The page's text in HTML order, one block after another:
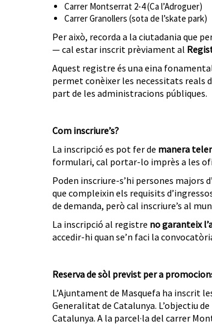
Carrer Montserrat 2-4 (Ca l’Adroguer)
Carrer Granollers (sota de l’skate park)
Per això, recorda a la ciutadania que
— cal estar inscrit prèviament al
Aquest registre és una eina
permet conèixer les necessitats reals
part de les administracions públiques.
Com inscriure’s?
La inscripció es pot fer de manera
formulari, cal portar-lo imprès a les
Poden inscriure-s’hi persones majors
que compleixin els requisits
de demanda, però cal inscriure’s al
La inscripció al registre no garanteix
accedir-hi quan se’n faci la
Reserva de sòl previst per a
L’Ajuntament de Masquefa ha inscrit
Generalitat de Catalunya. L’objectiu
Catalunya. A la parcel·la del carrer